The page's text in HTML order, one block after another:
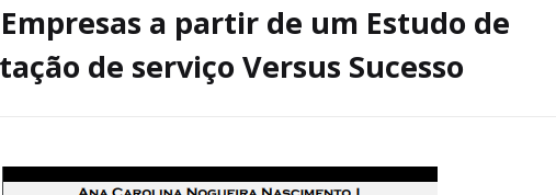
a partir de um Estudo de
de serviço Versus Sucesso